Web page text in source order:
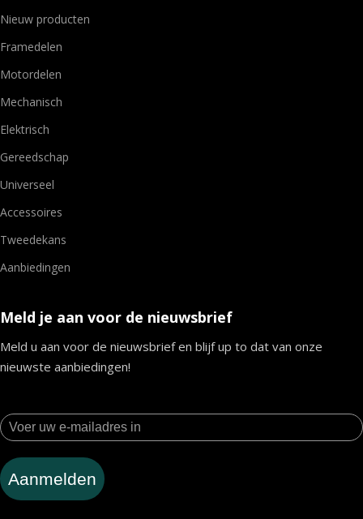
Nieuw producten
Framedelen
Motordelen
Mechanisch
Elektrisch
Gereedschap
Universeel
Accessoires
Tweedekans
Aanbiedingen
Meld je aan voor de nieuwsbrief
Meld u aan voor de nieuwsbrief en blijf up to dat van onze
nieuwste aanbiedingen!
Aanmelden